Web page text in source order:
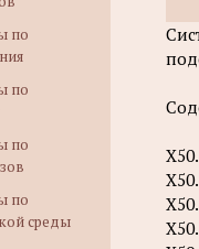
по
по
по
по
среды